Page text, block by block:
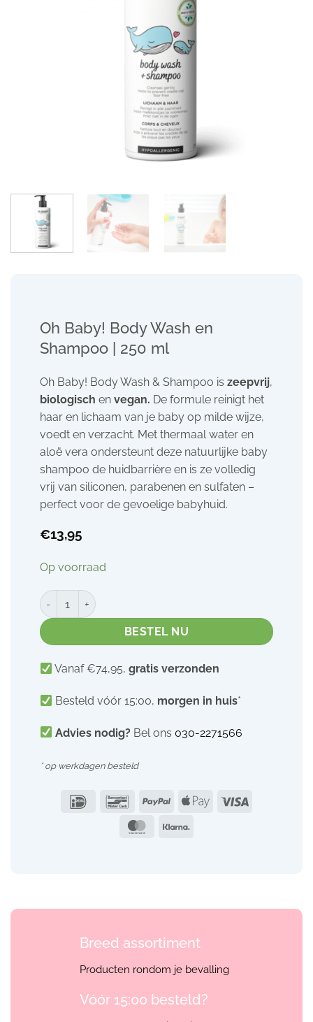
Oh Baby! Body Wash en
Shampoo | 250 ml
Oh Baby! Body Wash & Shampoo is zeepvrij,
biologisch en vegan. De formule reinigt het
haar en lichaam van je baby op milde wijze,
voedt en verzacht. Met thermaal water en
aloë vera ondersteunt deze natuurlijke baby
shampoo de huidbarrière en is ze volledig
vrij van siliconen, parabenen en sulfaten –
perfect voor de gevoelige babyhuid.
€13,95
Op voorraad
Oh Baby! Body Wash en Shampoo | 250 ml aantal
BESTEL NU
Vanaf €74,95,gratis verzonden
Besteld vóór 15:00, morgen in huis*
Advies nodig? Bel ons 030-2271566
* op werkdagen besteld
IDeal Bancontact
PayPal Apple
Visa
MasterCard
Klarna
Breed assortiment
Producten rondom je bevalling
Vóór 15:00 besteld?